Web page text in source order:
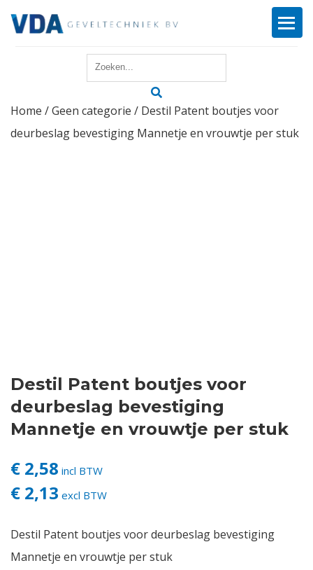
Reparatie
Login
Vacatures
Home /Geen categorie / Destil Patent boutjes voor
deurbeslag bevestiging Mannetje en vrouwtje per stuk
Destil Patent boutjes voor
deurbeslag bevestiging
Mannetje en vrouwtje per stuk
€ 2,58 incl BTW
€ 2,13 excl BTW
Destil Patent boutjes voor deurbeslag bevestiging
Mannetje en vrouwtje per stuk